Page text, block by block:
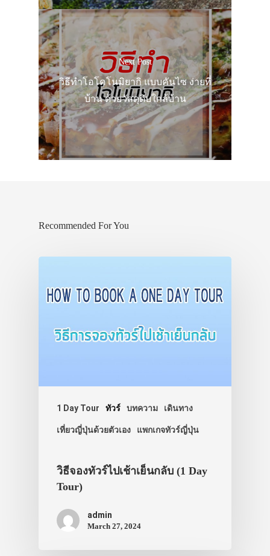
Next Post
วิธีทำโอโคโนมิยากิ แบบคันไซ ง่ายที่
บ้าน ด้วยวัสดุดิบใกล้บ้าน
Recommended For You
1 Day Tour ทัวร์ บทความ เดินทาง
เที่ยวญี่ปุ่นด้วยตัวเอง แพกเกจทัวร์ญี่ปุ่น
วิธีจองทัวร์ไปเช้าเย็นกลับ (1 Day
Tour)
admin
March 27, 2024